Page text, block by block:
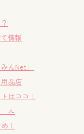
んNet」
品店
情報
はココ！
ル
！